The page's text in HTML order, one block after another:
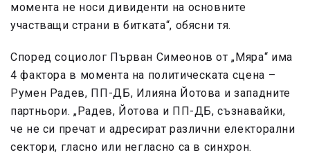
момента не носи дивиденти на основните
участващи страни в битката“, обясни тя.
Според социолог Първан Симеонов от „Мяра“ има
4 фактора в момента на политическата сцена –
Румен Радев, ПП-ДБ, Илияна Йотова и западните
партньори. „Радев, Йотова и ПП-ДБ, съзнавайки,
че не си пречат и адресират различни електорални
сектори, гласно или негласно са в синхрон.